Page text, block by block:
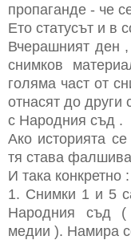
пропаганде - че
Ето статусът и в
Вчерашният ден
снимков
голяма част от
отнасят до
с Народния съд .
Ако историята
тя става
И така конкретно :
1. Снимки 1 и 5
Народния съд (
медии ). Намира